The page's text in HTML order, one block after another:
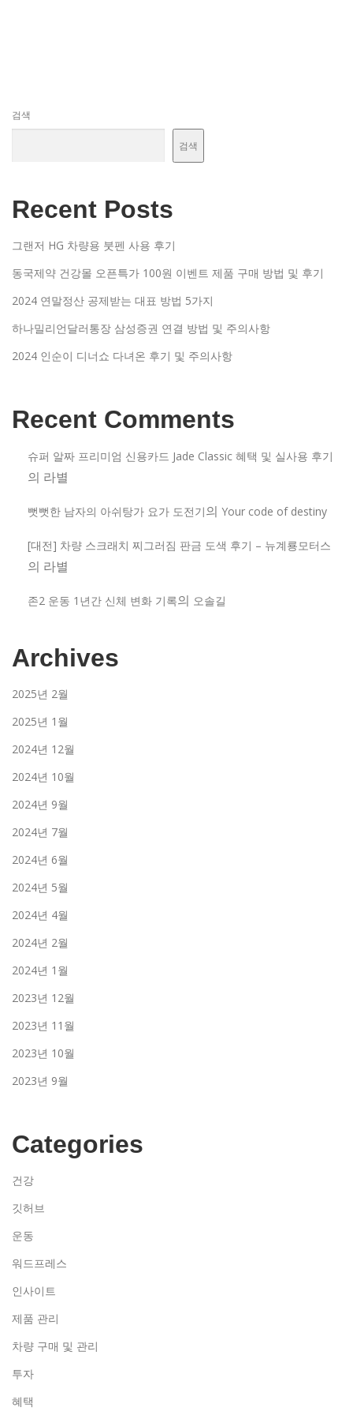
검색
검색
Recent Posts
그랜저 HG 차량용 붓펜 사용 후기
동국제약 건강몰 오픈특가 100원 이벤트 제품 구매 방법 및 후기
2024 연말정산 공제받는 대표 방법 5가지
하나밀리언달러통장 삼성증권 연결 방법 및 주의사항
2024 인순이 디너쇼 다녀온 후기 및 주의사항
Recent Comments
슈퍼 알짜 프리미엄 신용카드 Jade Classic 혜택 및 실사용 후기
의 라별
뻣뻣한 남자의 아쉬탕가 요가 도전기의 Your code of destiny
[대전] 차량 스크래치 찌그러짐 판금 도색 후기 – 뉴계룡모터스
의 라별
존2 운동 1년간 신체 변화 기록의 오솔길
Archives
2025년 2월
2025년 1월
2024년 12월
2024년 10월
2024년 9월
2024년 7월
2024년 6월
2024년 5월
2024년 4월
2024년 2월
2024년 1월
2023년 12월
2023년 11월
2023년 10월
2023년 9월
Categories
건강
깃허브
운동
워드프레스
인사이트
제품 관리
차량 구매 및 관리
투자
혜택